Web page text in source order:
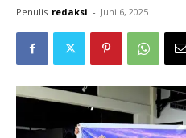
Penulis redaksi - Juni 6, 2025